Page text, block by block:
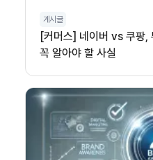
게시글
[커머스] 네이버 vs 쿠팡,
꼭 알아야 할 사실